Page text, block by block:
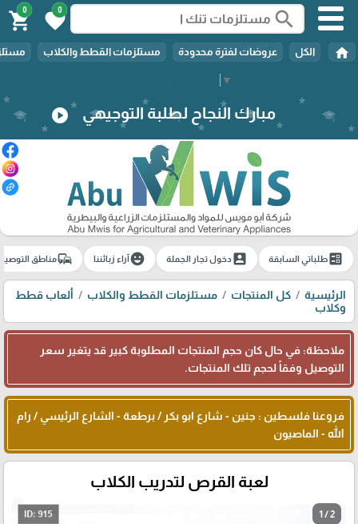
▼
search
0
favorite
0
shopping_cart
home الكل عروضات لفترة محدودة مستلزمات القطط والكلاب
مبارك النجاح لطلبة التوجيهي play_circle
ballotطلباتي السابقة account_boxدخول تجار الجملة emoji_emotionsآراء زبائننا commuteمناطق
الرئيسية كل المنتجات مستلزمات القطط والكلاب
ألعاب قطط
وكلاب
ملاحظة: في حال كان حجم المنتجات المطلوبة كبير قد يتغير سعر
التوصيل وفقاً لحجم تلك المنتجات.
فروعنا فلسطين : جنين - شارع ابو بكر / برطعة - الشارع الرئيسي / رام
الله - الماصيون
لعبة القرص لتدريب الكلاب
1 / 2